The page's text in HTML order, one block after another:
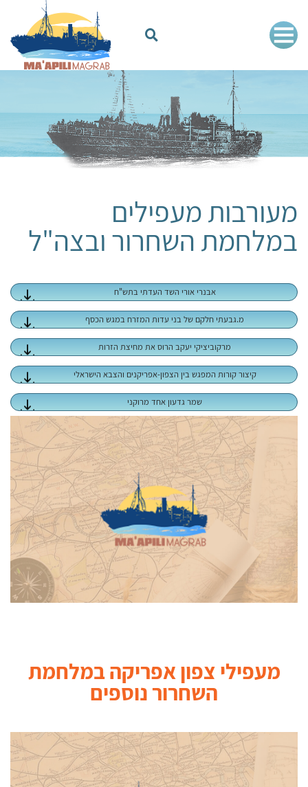
מעורבות מעפילים
במלחמת השחרור ובצה"ל
אבנרי אורי השד העדתי בתש"ח
מ.גבעתי חלקם של בני עדות המזרח במגש הכסף
מרקוביציקי יעקב הרוס את מחיצת הזרות
קיצור קורות המפגש בין הצפון-אפריקנים והצבא הישראלי
שמר גדעון אחד מרוקני
מעפילי צפון אפריקה במלחמת
השחרורנוספים